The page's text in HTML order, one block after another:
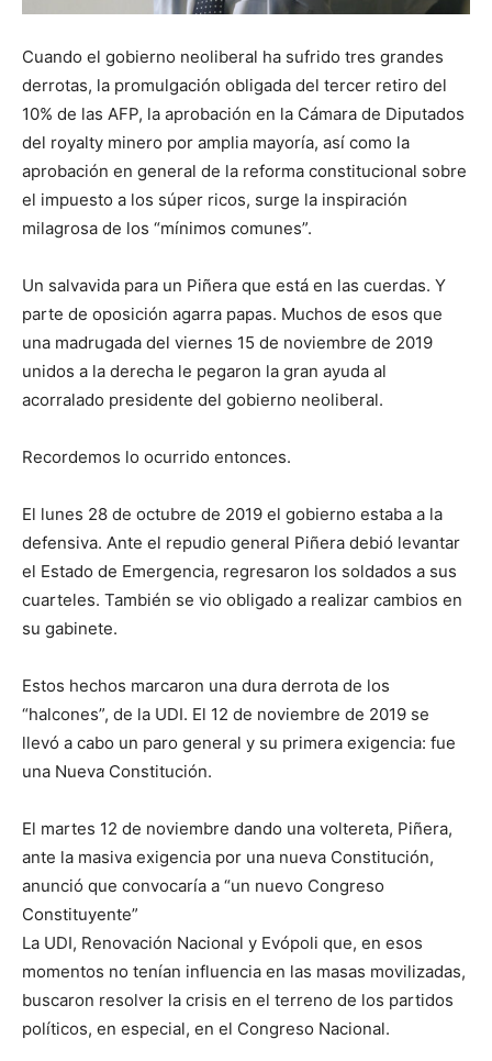
Cuando el gobierno neoliberal ha sufrido tres grandes
derrotas, la promulgación obligada del tercer retiro del
10% de las AFP, la aprobación en la Cámara de Diputados
del royalty minero por amplia mayoría, así como la
aprobación en general de la reforma constitucional sobre
el impuesto a los súper ricos, surge la inspiración
milagrosa de los “mínimos comunes”.
Un salvavida para un Piñera que está en las cuerdas. Y
parte de oposición agarra papas. Muchos de esos que
una madrugada del viernes 15 de noviembre de 2019
unidos a la derecha le pegaron la gran ayuda al
acorralado presidente del gobierno neoliberal.
Recordemos lo ocurrido entonces.
El lunes 28 de octubre de 2019 el gobierno estaba a la
defensiva. Ante el repudio general Piñera debió levantar
el Estado de Emergencia, regresaron los soldados a sus
cuarteles. También se vio obligado a realizar cambios en
su gabinete.
Estos hechos marcaron una dura derrota de los
“halcones”, de la UDI. El 12 de noviembre de 2019 se
llevó a cabo un paro general y su primera exigencia: fue
una Nueva Constitución.
El martes 12 de noviembre dando una voltereta, Piñera,
ante la masiva exigencia por una nueva Constitución,
anunció que convocaría a “un nuevo Congreso
Constituyente”
La UDI, Renovación Nacional y Evópoli que, en esos
momentos no tenían influencia en las masas movilizadas,
buscaron resolver la crisis en el terreno de los partidos
políticos, en especial, en el Congreso Nacional.